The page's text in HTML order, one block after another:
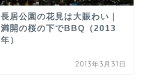
長居公園の花見は大賑わい｜
満開の桜の下でBBQ（2013
年）
2013年3月31日